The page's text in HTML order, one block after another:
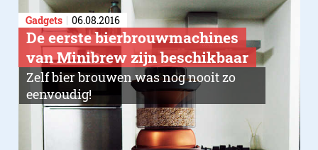
Gadgets 06.08.2016
De eerste bierbrouwmachines
van Minibrew zijn beschikbaar
Zelf bier brouwen was nog nooit zo
eenvoudig!